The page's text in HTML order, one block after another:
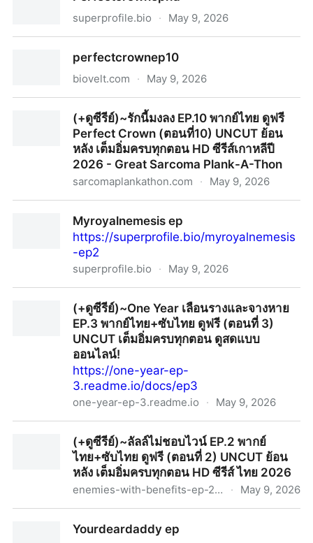
superprofile.bio · May 9, 2026
perfectcrownep10
biovelt.com · May 9, 2026
(+ดูซีรีย์)~รักนี้มงลง EP.10 พากย์ไทย ดูฟรี
Perfect Crown (ตอนที่10) UNCUT ย้อน
หลัง เต็มอิ่มครบทุกตอน HD ซีรีส์เกาหลีปี
2026 - Great Sarcoma Plank-A-Thon
sarcomaplankathon.com · May 9, 2026
(ตอนที่10) UNCUT ย้อนหลัง เต็มอิ่มครบทุกตอน HD ซีรีส์
เกาหลีปี 2026 - Great Sarcoma Plank-A-Thon
Myroyalnemesis ep
https://superprofile.bio/myroyalnemesis
-ep2
superprofile.bio · May 9, 2026
(+ดูซีรีย์)~One Year เลือนรางและจางหาย
EP.3 พากย์ไทย+ซับไทย ดูฟรี (ตอนที่ 3)
UNCUT เต็มอิ่มครบทุกตอน ดูสดแบบ
ออนไลน์!
https://one-year-ep-
3.readme.io/docs/ep3
one-year-ep-3.readme.io · May 9, 2026
ไทย+ซับไทย ดูฟรี (ตอนที่ 3) UNCUT เต็มอิ่มครบทุกตอน ดู
สดแบบออนไลน์!
(+ดูซีรีย์)~ลัลล์ไม่ชอบไวน์ EP.2 พากย์
ไทย+ซับไทย ดูฟรี (ตอนที่ 2) UNCUT ย้อน
หลัง เต็มอิ่มครบทุกตอน HD ซีรีส์ ไทย 2026
enemies-with-benefits-ep-2.readme.io · May 9, 2026
(ตอนที่ 2) UNCUT ย้อนหลัง เต็มอิ่มครบทุกตอน HD ซีรีส์
Yourdeardaddy ep